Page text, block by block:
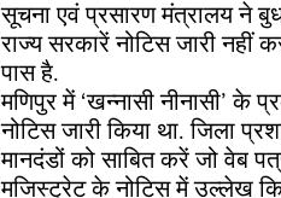
सूचना एवं प्रसारण मंत्रालय ने
राज्य सरकारें नोटिस जारी
पास है.
मणिपुर में ‘खन्नासी नीनासी’
नोटिस जारी किया था. जिला
मानदंडों को साबित करें जो वेब
मजिस्ट्रेट के नोटिस में उल्लेख